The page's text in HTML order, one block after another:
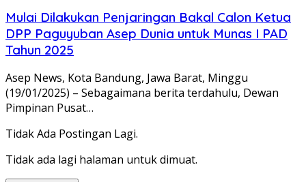
Mulai Dilakukan Penjaringan Bakal Calon Ketua
DPP Paguyuban Asep Dunia untuk Munas I PAD
Tahun 2025
Asep News, Kota Bandung, Jawa Barat, Minggu
(19/01/2025) – Sebagaimana berita terdahulu, Dewan
Pimpinan Pusat…
Tidak Ada Postingan Lagi.
Tidak ada lagi halaman untuk dimuat.